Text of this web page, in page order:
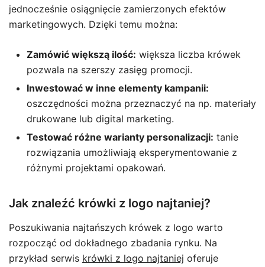
jednocześnie osiągnięcie zamierzonych efektów
marketingowych. Dzięki temu można:
Zamówić większą ilość: większa liczba krówek
pozwala na szerszy zasięg promocji.
Inwestować w inne elementy kampanii:
oszczędności można przeznaczyć na np. materiały
drukowane lub digital marketing.
Testować różne warianty personalizacji: tanie
rozwiązania umożliwiają eksperymentowanie z
różnymi projektami opakowań.
Jak znaleźć krówki z logo najtaniej?
Poszukiwania najtańszych krówek z logo warto
rozpocząć od dokładnego zbadania rynku. Na
przykład serwis krówki z logo najtaniej oferuje